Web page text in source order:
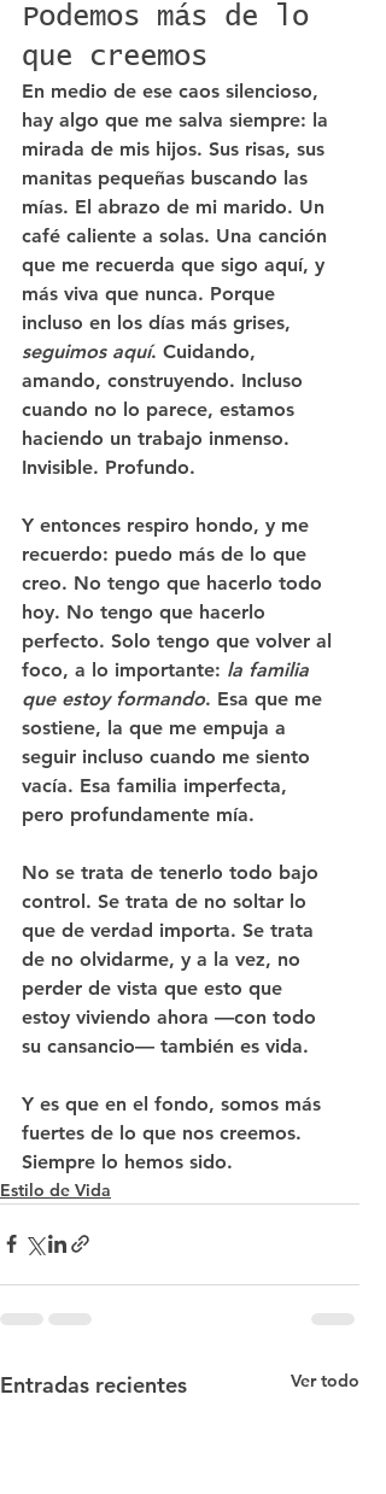
Podemos más de lo
que creemos
En medio de ese caos silencioso,
hay algo que me salva siempre: la
mirada de mis hijos. Sus risas, sus
manitas pequeñas buscando las
mías. El abrazo de mi marido. Un
café caliente a solas. Una canción
que me recuerda que sigo aquí, y
más viva que nunca. Porque
incluso en los días más grises,
seguimos aquí. Cuidando,
amando, construyendo. Incluso
cuando no lo parece, estamos
haciendo un trabajo inmenso.
Invisible. Profundo.
Y entonces respiro hondo, y me
recuerdo: puedo más de lo que
creo. No tengo que hacerlo todo
hoy. No tengo que hacerlo
perfecto. Solo tengo que volver al
foco, a lo importante: la familia
que estoy formando. Esa que me
sostiene, la que me empuja a
seguir incluso cuando me siento
vacía. Esa familia imperfecta,
pero profundamente mía.
No se trata de tenerlo todo bajo
control. Se trata de no soltar lo
que de verdad importa. Se trata
de no olvidarme, y a la vez, no
perder de vista que esto que
estoy viviendo ahora —con todo
su cansancio— también es vida.
Y es que en el fondo, somos más
fuertes de lo que nos creemos.
Siempre lo hemos sido.
Estilo de Vida
Entradas recientes Ver todo